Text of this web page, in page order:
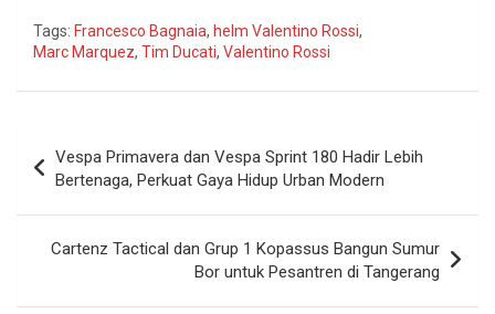
Tags: Francesco Bagnaia, helm Valentino Rossi,
Marc Marquez, Tim Ducati, Valentino Rossi
pos
Vespa Primavera dan Vespa Sprint 180 Hadir Lebih
Bertenaga, Perkuat Gaya Hidup Urban Modern
Cartenz Tactical dan Grup 1 Kopassus Bangun Sumur
Bor untuk Pesantren di Tangerang